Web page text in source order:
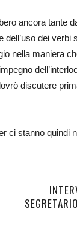
ancora tante
dell’uso dei
nella maniera
discutere
ci stanno quindi